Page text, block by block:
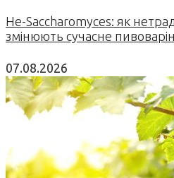
Не-Saccharomyces: як
змінюють сучасне
07.08.2026